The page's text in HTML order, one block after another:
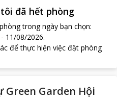
đã hết phòng
trong ngày bạn chọn:
- 11/08/2026.
để thực hiện việc đặt phòng
Green Garden Hội